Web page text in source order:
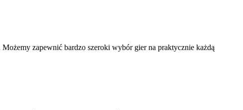
zapewnić bardzo szeroki wybór gier na praktycznie każdą